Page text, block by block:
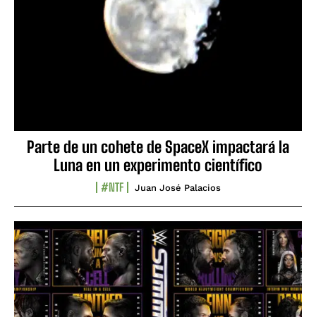
Parte de un cohete de SpaceX impactará la
Luna en un experimento científico
#NTF Juan José Palacios